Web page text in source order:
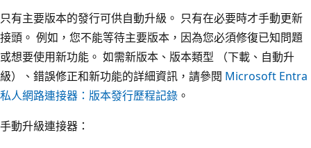
只有主要版本的發行可供自動升級。 只有在必要時才手動更新
接頭。 例如，您不能等待主要版本，因為您必須修復已知問題
或想要使用新功能。 如需新版本、版本類型 （下載、自動升
級）、錯誤修正和新功能的詳細資訊，請參閱 Microsoft Entra
私人網路連接器：版本發行歷程記錄 。
手動升級連接器：